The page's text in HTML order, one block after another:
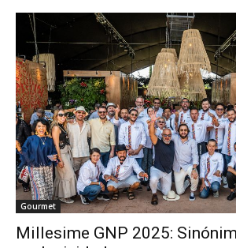
Gourmet
Millesime GNP 2025: